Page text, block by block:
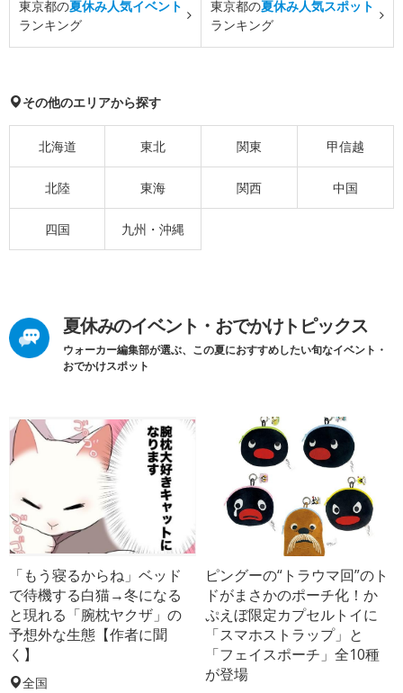
東京都の夏休み人気イベント
ランキング
東京都の夏休み人気スポット
ランキング
その他のエリアから探す
北海道 東北 関東 甲信越
北陸 東海 関西 中国
四国 九州・沖縄
夏休みのイベント・おでかけトピックス
ウォーカー編集部が選ぶ、この夏におすすめしたい旬なイベント・
おでかけスポット
「もう寝るからね」ベッド
で待機する白猫→冬になる
と現れる「腕枕ヤクザ」の
予想外な生態【作者に聞
く】
全国
ピングーの“トラウマ回”のト
ドがまさかのポーチ化！か
ぷえぼ限定カプセルトイに
「スマホストラップ」と
「フェイスポーチ」全10種
が登場